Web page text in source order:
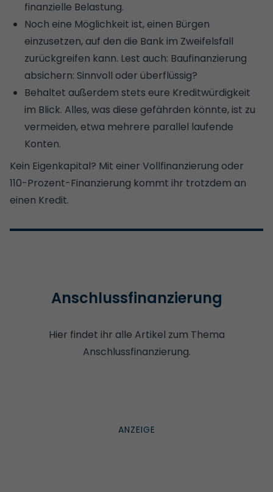
finanzielle Belastung.
Noch eine Möglichkeit ist, einen Bürgen
einzusetzen, auf den die Bank im Zweifelsfall
zurückgreifen kann. Lest auch: Baufinanzierung
absichern: Sinnvoll oder überflüssig?
Behaltet außerdem stets eure Kreditwürdigkeit
im Blick. Alles, was diese gefährden könnte, ist zu
vermeiden, etwa mehrere parallel laufende
Konten.
Kein Eigenkapital? Mit einer Vollfinanzierung oder
110-Prozent-Finanzierung kommt ihr trotzdem an
einen Kredit.
Anschlussfinanzierung
Hier findet ihr alle Artikel zum Thema
Anschlussfinanzierung.